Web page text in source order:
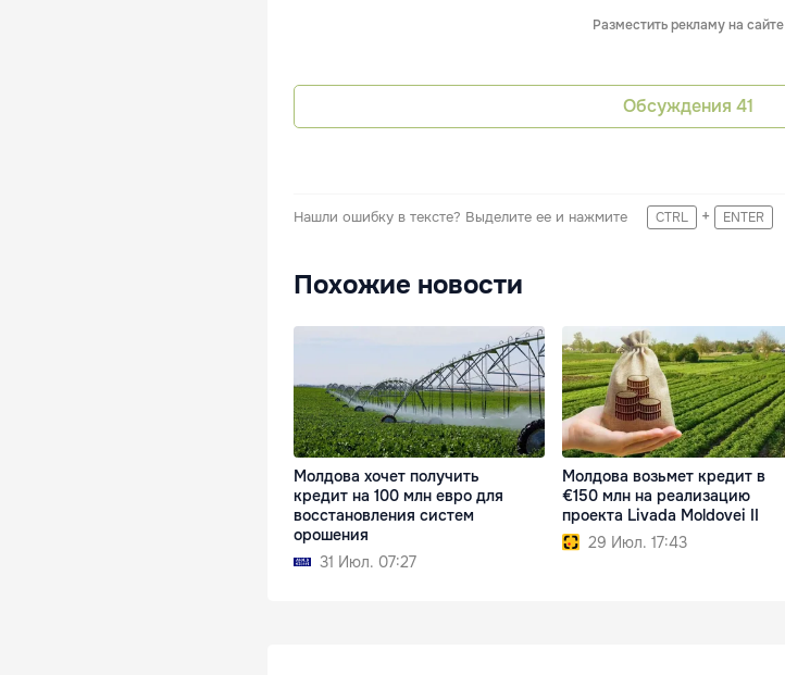
Разместить рекламу на сайте
Обсуждения 41
Нашли ошибку в тексте? Выделите ее и нажмите CTRL + ENTER
Похожие новости
Молдова хочет получить
кредит на 100 млн евро для
восстановления систем
орошения
31 Июл. 07:27
Молдова возьмет кредит в
€150 млн на реализацию
проекта Livada Moldovei II
29 Июл. 17:43